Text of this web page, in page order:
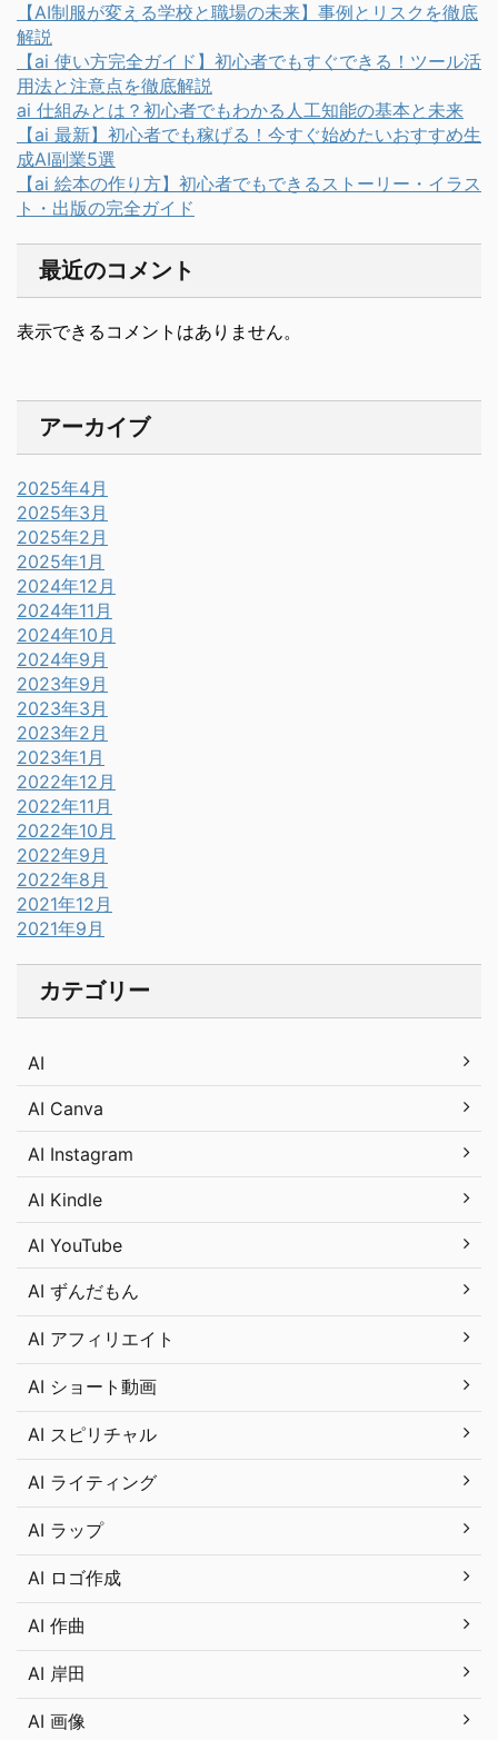
【AI制服が変える学校と職場の未来】事例とリスクを徹底
解説
【ai 使い方完全ガイド】初心者でもすぐできる！ツール活
用法と注意点を徹底解説
ai 仕組みとは？初心者でもわかる人工知能の基本と未来
【ai 最新】初心者でも稼げる！今すぐ始めたいおすすめ生
成AI副業5選
【ai 絵本の作り方】初心者でもできるストーリー・イラス
ト・出版の完全ガイド
最近のコメント
表示できるコメントはありません。
アーカイブ
2025年4月
2025年3月
2025年2月
2025年1月
2024年12月
2024年11月
2024年10月
2024年9月
2023年9月
2023年3月
2023年2月
2023年1月
2022年12月
2022年11月
2022年10月
2022年9月
2022年8月
2021年12月
2021年9月
カテゴリー
AI
AI Canva
AI Instagram
AI Kindle
AI YouTube
AI ずんだもん
AI アフィリエイト
AI ショート動画
AI スピリチャル
AI ライティング
AI ラップ
AI ロゴ作成
AI 作曲
AI 岸田
AI 画像